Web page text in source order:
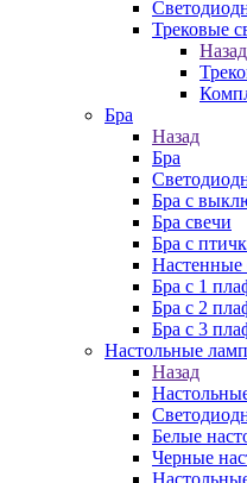
Трековые
Назад
Бра
Назад
Бра
Бра с
Бра свечи
Бра с
Настенные
Бра с 1
Бра с 2
Бра с 3
Настольные
Назад
Белые
Черные